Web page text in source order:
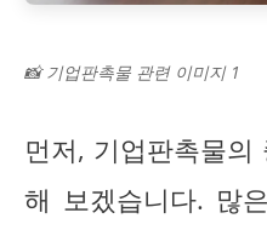
📸 기업판촉물 관련 이미지 1
먼저, 기업판촉물의
해 보겠습니다. 많